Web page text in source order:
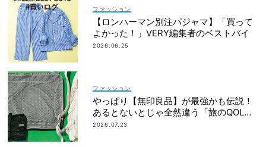
ファッション
【ロンハーマン別注パジャマ】「買って
よかった！」VERY編集者のベストバイ
2026.06.25
ファッション
やっぱり【無印良品】が最強かも伝説！
あるとないとじゃ全然違う「旅のQOL爆
上げアイテム」
2026.07.23